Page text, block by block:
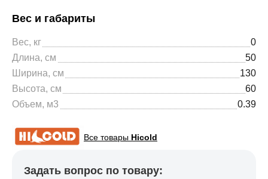
Вес и габариты
Вес, кг
0
Длина, см
50
Ширина, см
130
Высота, см
60
Объем, м3
0.39
Все товары Hicold
Задать вопрос по товару: